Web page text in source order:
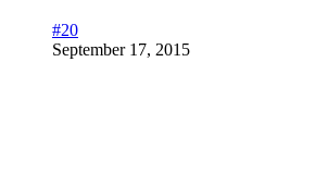
#20
September 17, 2015